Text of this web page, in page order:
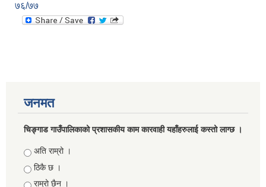
७६/७७
जनमत
चिङ्गाड गाउँपालिकाको प्रशासकीय काम कारवाही यहाँहरुलाई कस्तो लाग्छ ।
Choices
अति राम्रो ।
ठिकै छ ।
राम्रो छैन ।